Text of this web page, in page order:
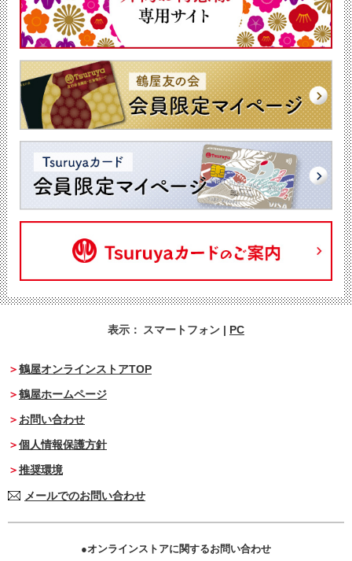
表示： スマートフォン | PC
鶴屋オンラインストアTOP
鶴屋ホームページ
お問い合わせ
個人情報保護方針
推奨環境
メールでのお問い合わせ
オンラインストアに関するお問い合わせ